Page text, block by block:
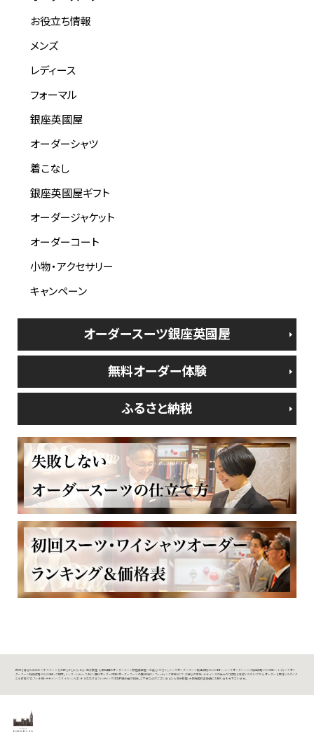
お役立ち情報
メンズ
レディース
フォーマル
銀座英國屋
オーダーシャツ
着こなし
銀座英國屋ギフト
オーダージャケット
オーダーコート
小物・アクセサリー
キャンペーン
オーダースーツ銀座英國屋
無料オーダー体験
ふるさと納税
信頼を得るためのビジネススーツをお探しでしたら、ぜひ、東京銀座・大阪梅田のオーダースーツ銀座英國屋へお越しください。メンズオーダースーツ税込価格242,000円～、メンズオーダーシャツ税込価格27,500円～、レディースオー
ダースーツ税込価格308,000円～ご用意。メンズ・レディース共に、無料オーダー体験（オーダースーツの無料相談＋フィッティング体験）にて、お選びの生地・デザインでの仕上がり価格を確認いただいてから、オーダーを検討いただくこ
とも可能です。フィット感・デザイン・スタイル・シルエットを左右するフィッティングは専門技術者が担当。ご不安な点がございましたら、東京銀座・大阪梅田の各店舗にお問い合わせ下さいませ。
オーダースーツ銀座英國屋（東京銀座・大阪梅田・大阪阿倍野）